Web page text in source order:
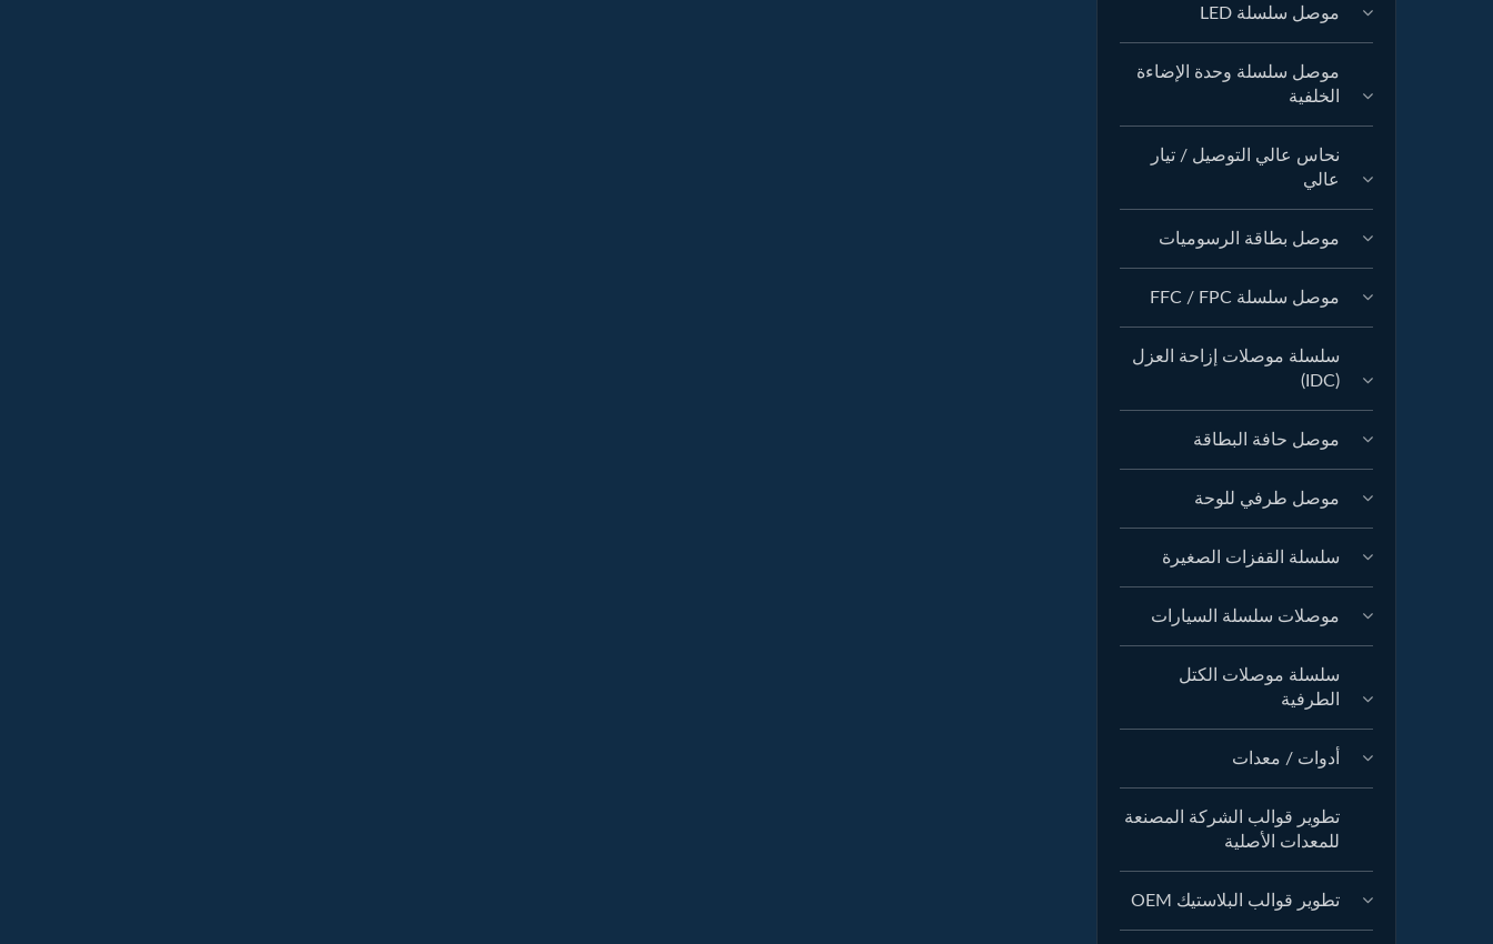
موصل سلسلة LED
موصل سلسلة وحدة الإضاءة
الخلفية
نحاس عالي التوصيل / تيار
عالي
موصل بطاقة الرسوميات
موصل سلسلة FFC / FPC
سلسلة موصلات إزاحة العزل
(IDC)
موصل حافة البطاقة
موصل طرفي للوحة
سلسلة القفزات الصغيرة
موصلات سلسلة السيارات
سلسلة موصلات الكتل
الطرفية
أدوات / معدات
تطوير قوالب الشركة المصنعة
للمعدات الأصلية
تطوير قوالب البلاستيك OEM